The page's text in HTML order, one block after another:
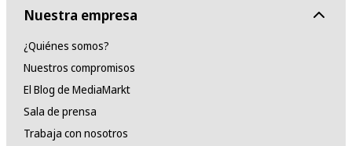
Nuestra empresa
¿Quiénes somos?
Nuestros compromisos
El Blog de MediaMarkt
Sala de prensa
Trabaja con nosotros